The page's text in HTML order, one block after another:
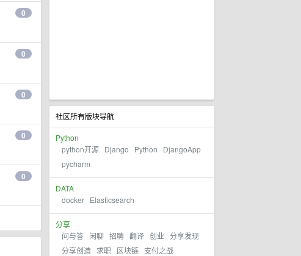
社区所有版块导航
Python
python开源 Django Python
DjangoApp
pycharm
DATA
docker Elasticsearch
分享
问与答 闲聊 招聘 翻译 创业 分享发现
分享创造 求职 区块链 支付之战
0
0
0
0
0